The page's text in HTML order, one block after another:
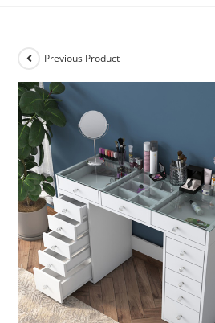
Previous Product